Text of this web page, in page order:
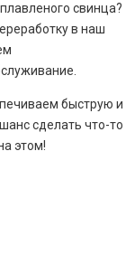
свинца?
в наш
быструю и
сделать что-то
этом!